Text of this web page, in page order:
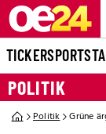
TICKERSPORT
POLITIK
Politik Grüne